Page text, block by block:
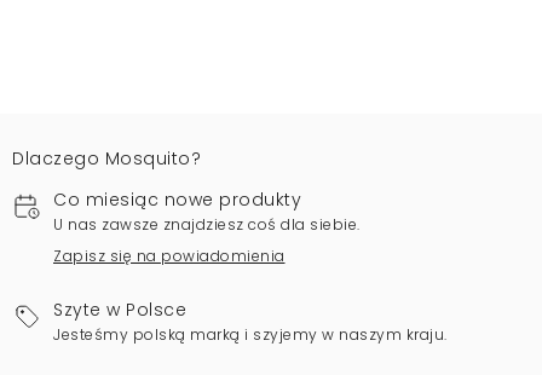
Dlaczego Mosquito?
Co miesiąc nowe produkty
U nas zawsze znajdziesz coś dla siebie.
Zapisz się na powiadomienia
Szyte w Polsce
Jesteśmy polską marką i szyjemy w naszym kraju.